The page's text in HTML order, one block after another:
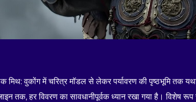
वुकोंग में चरित्र मॉडल से लेकर पर्यावरण की पृष्ठभूमि तक
तक, हर विवरण का सावधानीपूर्वक ध्यान रखा गया है। विशेष